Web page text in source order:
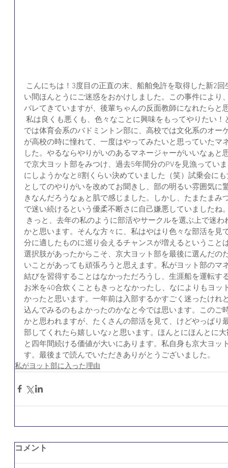
い間ほんとうにご迷惑をおかけしました。この事件により
バレてきていますが、後輩ちゃんの反面教師になれたらと
では体育会系のバドミントン部に、高校では文化系のオー
が高校の時に憧れて、一度はやってみたいと思っていたマ
した。やるならやりがいのあるマネージャーがいいなぁと
で京大ヨット部をみつけ、過去5年間分のPVを見漁ってい
にしようかなと8割くらい決めていました（笑）試乗会に
としてのやりがいを改めてお聞きし、部の明るい雰囲気に
きなんだろうなぁと肌で感じました。しかし、たまたまみ
で迷い続けるという優柔不断さに自己嫌悪していましたね
かと思います。そんな方々に、私はやはり色々な部活を見
分に適したものに巡り会えるチャンスが増えるということ
選択肢があったからこそ、京大ヨット部を最後に選んだの
いことがあっても頑張ろうと思えます。私がヨット部のマ
結びを習得することはなかっただろうし、生涯船を運転す
お米を40合炊くこともきっとなかったし、なによりもヨッ
かったと思います。一年前は入部するかすごく迷ったけれ
込んでみるのもよかったのかなと今では思います。このご
かと思われますが、たくさんの部活を見て、けどやっぱり
部してくれたら嬉しいな♪と思います。ほんとにほんとに
と四年間続ける価値が大いにあります。私自身も京大ヨッ
す。最後まで読んでいただきありがとうございました。
私がヨット部に入った理由
コメント